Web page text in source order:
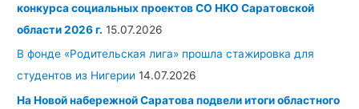
конкурса социальных проектов СО НКО Саратовской
области 2026 г. 15.07.2026
В фонде «Родительская лига» прошла стажировка для
студентов из Нигерии 14.07.2026
На Новой набережной Саратова подвели итоги областного